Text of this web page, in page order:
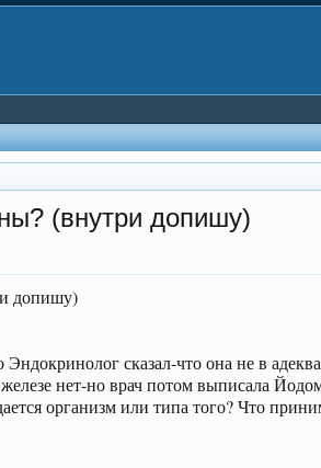
(внутри допишу)
допишу)
сказал-что она не в
нет-но врач потом выписала
организм или типа того? Что